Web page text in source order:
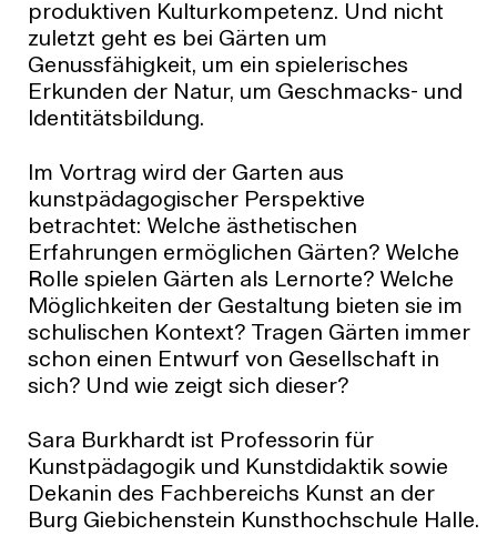
produktiven Kulturkompetenz. Und nicht
zuletzt geht es bei Gärten um
Genussfähigkeit, um ein spielerisches
Erkunden der Natur, um Geschmacks- und
Identitätsbildung.
Im Vortrag wird der Garten aus
kunstpädagogischer Perspektive
betrachtet: Welche ästhetischen
Erfahrungen ermöglichen Gärten? Welche
Rolle spielen Gärten als Lernorte? Welche
Möglichkeiten der Gestaltung bieten sie im
schulischen Kontext? Tragen Gärten immer
schon einen Entwurf von Gesellschaft in
sich? Und wie zeigt sich dieser?
Sara Burkhardt ist Professorin für
Kunstpädagogik und Kunstdidaktik sowie
Dekanin des Fachbereichs Kunst an der
Burg Giebichenstein Kunsthochschule Halle.